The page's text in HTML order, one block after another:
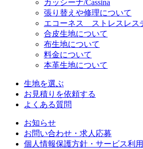
カッシーナ/Cassina
張り替えや修理について
エコーネス ストレスレス
合皮生地について
布生地について
料金について
本革生地について
生地を選ぶ
お見積りを依頼する
よくある質問
お知らせ
お問い合わせ・求人応募
個人情報保護方針・サービス利